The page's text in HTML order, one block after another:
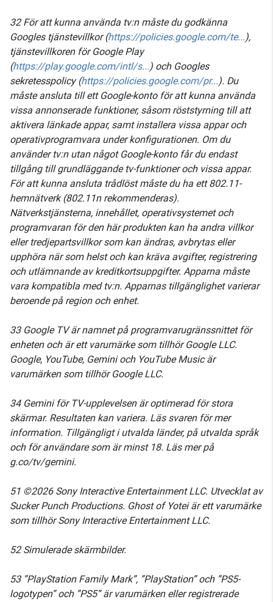
32 För att kunna använda tv:n måste du godkänna
Googles tjänstevillkor (https://policies.google.com/te...),
tjänstevillkoren för Google Play
(https://play.google.com/intl/s...) och Googles
sekretesspolicy (https://policies.google.com/pr...). Du
måste ansluta till ett Google-konto för att kunna använda
vissa annonserade funktioner, såsom röststyrning till att
aktivera länkade appar, samt installera vissa appar och
operativprogramvara under konfigurationen. Om du
använder tv:n utan något Google-konto får du endast
tillgång till grundläggande tv-funktioner och vissa appar.
För att kunna ansluta trådlöst måste du ha ett 802.11-
hemnätverk (802.11n rekommenderas).
Nätverkstjänsterna, innehållet, operativsystemet och
programvaran för den här produkten kan ha andra villkor
eller tredjepartsvillkor som kan ändras, avbrytas eller
upphöra när som helst och kan kräva avgifter, registrering
och utlämnande av kreditkortsuppgifter. Apparna måste
vara kompatibla med tv:n. Apparnas tillgänglighet varierar
beroende på region och enhet.
33 Google TV är namnet på programvarugränssnittet för
enheten och är ett varumärke som tillhör Google LLC.
Google, YouTube, Gemini och YouTube Music är
varumärken som tillhör Google LLC.
34 Gemini för TV-upplevelsen är optimerad för stora
skärmar. Resultaten kan variera. Läs svaren för mer
information. Tillgängligt i utvalda länder, på utvalda språk
och för användare som är minst 18. Läs mer på
g.co/tv/gemini.
51 ©2026 Sony Interactive Entertainment LLC. Utvecklat av
Sucker Punch Productions. Ghost of Yotei är ett varumärke
som tillhör Sony Interactive Entertainment LLC.
52 Simulerade skärmbilder.
53 ”PlayStation Family Mark”, ”PlayStation” och ”PS5-
logotypen” och ”PS5” är varumärken eller registrerade